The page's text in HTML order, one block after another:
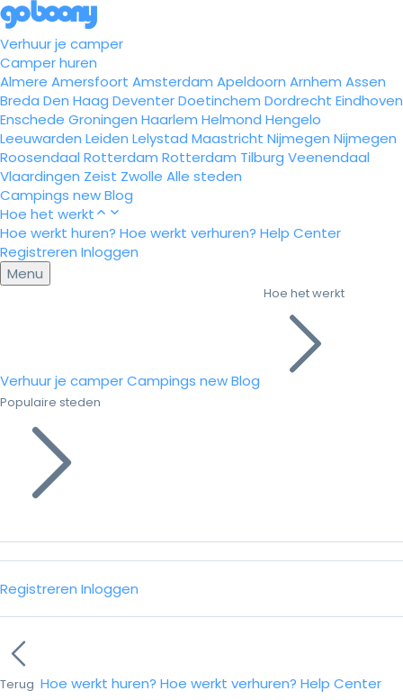
Verhuur je camper
Camper huren
Almere Amersfoort Amsterdam Apeldoorn Arnhem Assen
Breda Den Haag DeventerDoetinchem Dordrecht Eindhoven
Enschede Groningen Haarlem Helmond Hengelo
Leeuwarden Leiden Lelystad Maastricht Nijmegen Nijmegen
Roosendaal Rotterdam Rotterdam Tilburg Veenendaal
Vlaardingen Zeist Zwolle Alle steden
Campings newBlog
Hoe het werkt
Hoe werkt huren? Hoe werkt verhuren? Help Center
Registreren Inloggen
Menu
Verhuur je camperCampings newBlog
Hoe het werkt
Populaire steden
Registreren Inloggen
Terug Hoe werkt huren? Hoe werkt verhuren? Help Center